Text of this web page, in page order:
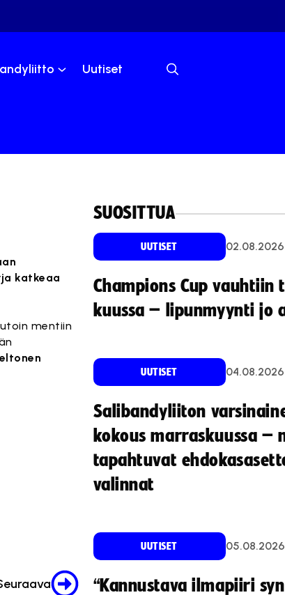
Uutiset
katkeaa
mentiin
SUOSITTUA
UUTISET 02.08.2026
Champions Cup vauhtiin
kuussa – lipunmyynti jo
UUTISET 04.08.2026
Salibandyliiton
kokous marraskuussa –
tapahtuvat
valinnat
UUTISET 05.08.2026
“Kannustava ilmapiiri